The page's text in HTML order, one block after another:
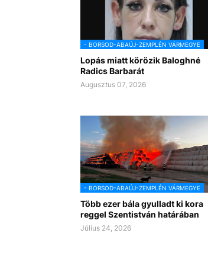
- BORSOD-ABAÚJ-ZEMPLÉN VÁRMEGYE
Lopás miatt körözik Baloghné
Radics Barbarát
Augusztus 07, 2026
- BORSOD-ABAÚJ-ZEMPLÉN VÁRMEGYE
Több ezer bála gyulladt ki kora
reggel Szentistván határában
Július 24, 2026